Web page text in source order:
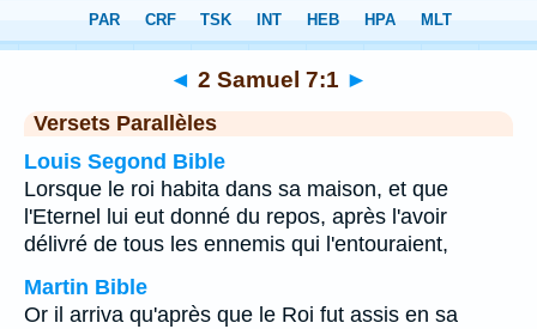
Chapitre 7> Verset 1
◄ 2 Samuel 7:1 ►
Versets Parallèles
Louis Segond Bible
Lorsque le roi habita dans sa maison, et que
l'Eternel lui eut donné du repos, après l'avoir
délivré de tous les ennemis qui l'entouraient,
Martin Bible
Or il arriva qu'après que le Roi fut assis en sa